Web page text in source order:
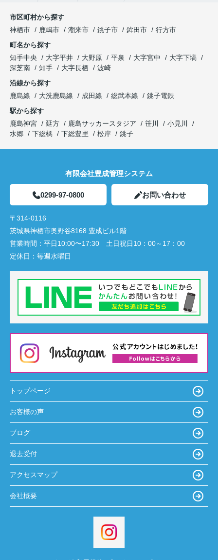
市区町村から探す
神栖市
鹿嶋市 潮来市 銚子市 鉾田市
行方市
町名から探す
知手中央
大字平井 大野原 平泉 大字宮中
大字下塙
深芝南
知手 大字長栖
波崎
沿線から探す
鹿島線
大洗鹿島線 成田線 総武本線
銚子電鉄
駅から探す
鹿島神宮
延方 鹿島サッカースタジア 笹川
小見川
水郷
下総橘 下総豊里 松岸 銚子
有限会社豊成管理システム
0299-97-0800 お問い合わせ
〒314-0116
茨城県神栖市奥野谷8168 豊成ビル1階
営業時間： 平日10:00〜17:30 土日祝日10：00～17：00
定休日： 毎週水曜日
トップページ
お客様の声
ブログ
退去受付
アクセスマップ
会社概要